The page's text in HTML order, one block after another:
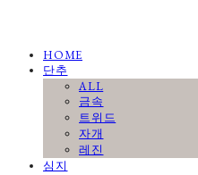
HOME
단추
ALL
금속
트위드
자개
레진
심지